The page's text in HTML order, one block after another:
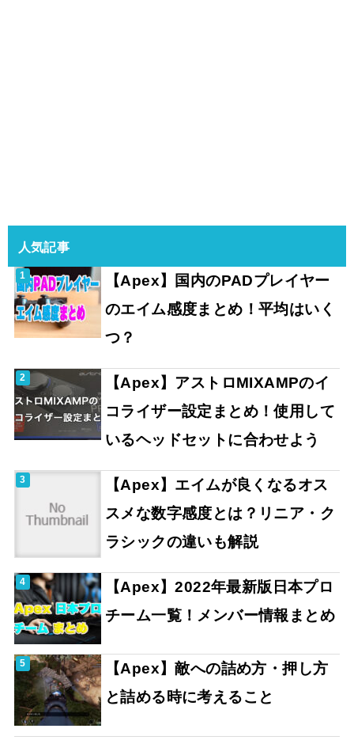
人気記事
【Apex】国内のPADプレイヤー
のエイム感度まとめ！平均はいく
つ？
【Apex】アストロMIXAMPのイ
コライザー設定まとめ！使用して
いるヘッドセットに合わせよう
【Apex】エイムが良くなるオス
スメな数字感度とは？リニア・ク
ラシックの違いも解説
【Apex】2022年最新版日本プロ
チーム一覧！メンバー情報まとめ
【Apex】敵への詰め方・押し方
と詰める時に考えること